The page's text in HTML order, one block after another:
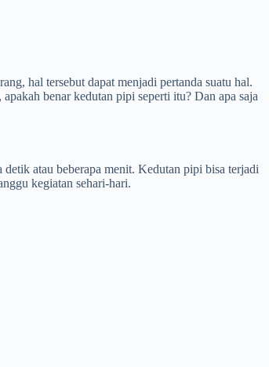
hal tersebut dapat menjadi pertanda suatu hal.
benar kedutan pipi seperti itu? Dan apa saja
atau beberapa menit. Kedutan pipi bisa terjadi
kegiatan sehari-hari.